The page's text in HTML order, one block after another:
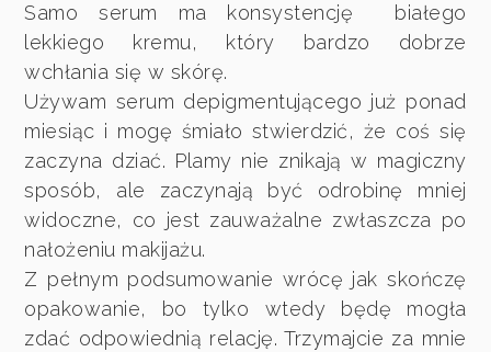
Samo serum ma konsystencję białego
lekkiego kremu, który bardzo dobrze
wchłania się w skórę.
Używam serum depigmentującego już ponad
miesiąc i mogę śmiało stwierdzić, że coś się
zaczyna dziać. Plamy nie znikają w magiczny
sposób, ale zaczynają być odrobinę mniej
widoczne, co jest zauważalne zwłaszcza po
nałożeniu makijażu.
Z pełnym podsumowanie wrócę jak skończę
opakowanie, bo tylko wtedy będę mogła
zdać odpowiednią relację. Trzymajcie za mnie